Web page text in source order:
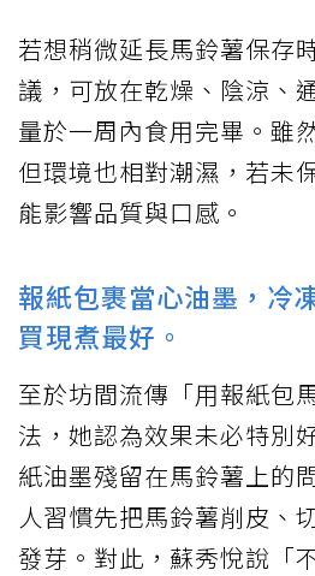
若想稍微延長馬鈴薯保存
議，可放在乾燥、陰涼、
量於一周內食用完畢。雖
但環境也相對潮濕，若未
能影響品質與口感。
報紙包裹當心油墨，冷
買現煮最好。
至於坊間流傳「用報紙包
法，她認為效果未必特別
紙油墨殘留在馬鈴薯上的
人習慣先把馬鈴薯削皮、
發芽。對此，蘇秀悅說「